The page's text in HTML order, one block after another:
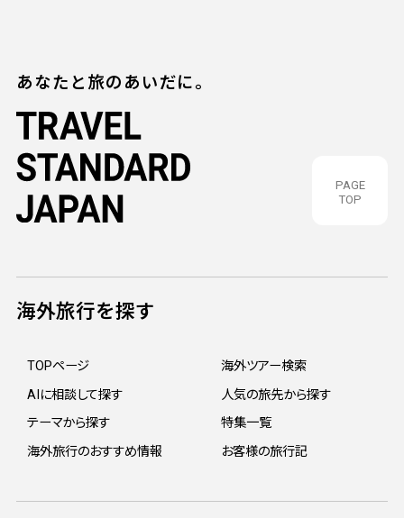
PAGE
TOP
あなたと旅のあいだに。
海外旅行を探す
TOPページ
海外ツアー検索
AIに相談して探す
人気の旅先から探す
テーマから探す
特集一覧
海外旅行のおすすめ情報
お客様の旅行記